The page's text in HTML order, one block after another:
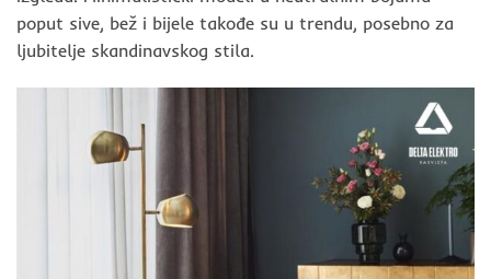
poput sive, bež i bijele takođe su u trendu, posebno za
ljubitelje skandinavskog stila.